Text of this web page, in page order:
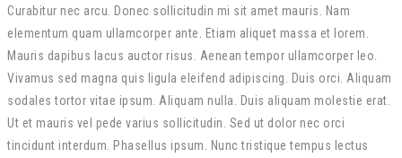
Curabitur nec arcu. Donec sollicitudin mi sit amet mauris. Nam
elementum quam ullamcorper ante. Etiam aliquet massa et lorem.
Mauris dapibus lacus auctor risus. Aenean tempor ullamcorper leo.
Vivamus sed magna quis ligula eleifend adipiscing. Duis orci. Aliquam
sodales tortor vitae ipsum. Aliquam nulla. Duis aliquam molestie erat.
Ut et mauris vel pede varius sollicitudin. Sed ut dolor nec orci
tincidunt interdum. Phasellus ipsum. Nunc tristique tempus lectus